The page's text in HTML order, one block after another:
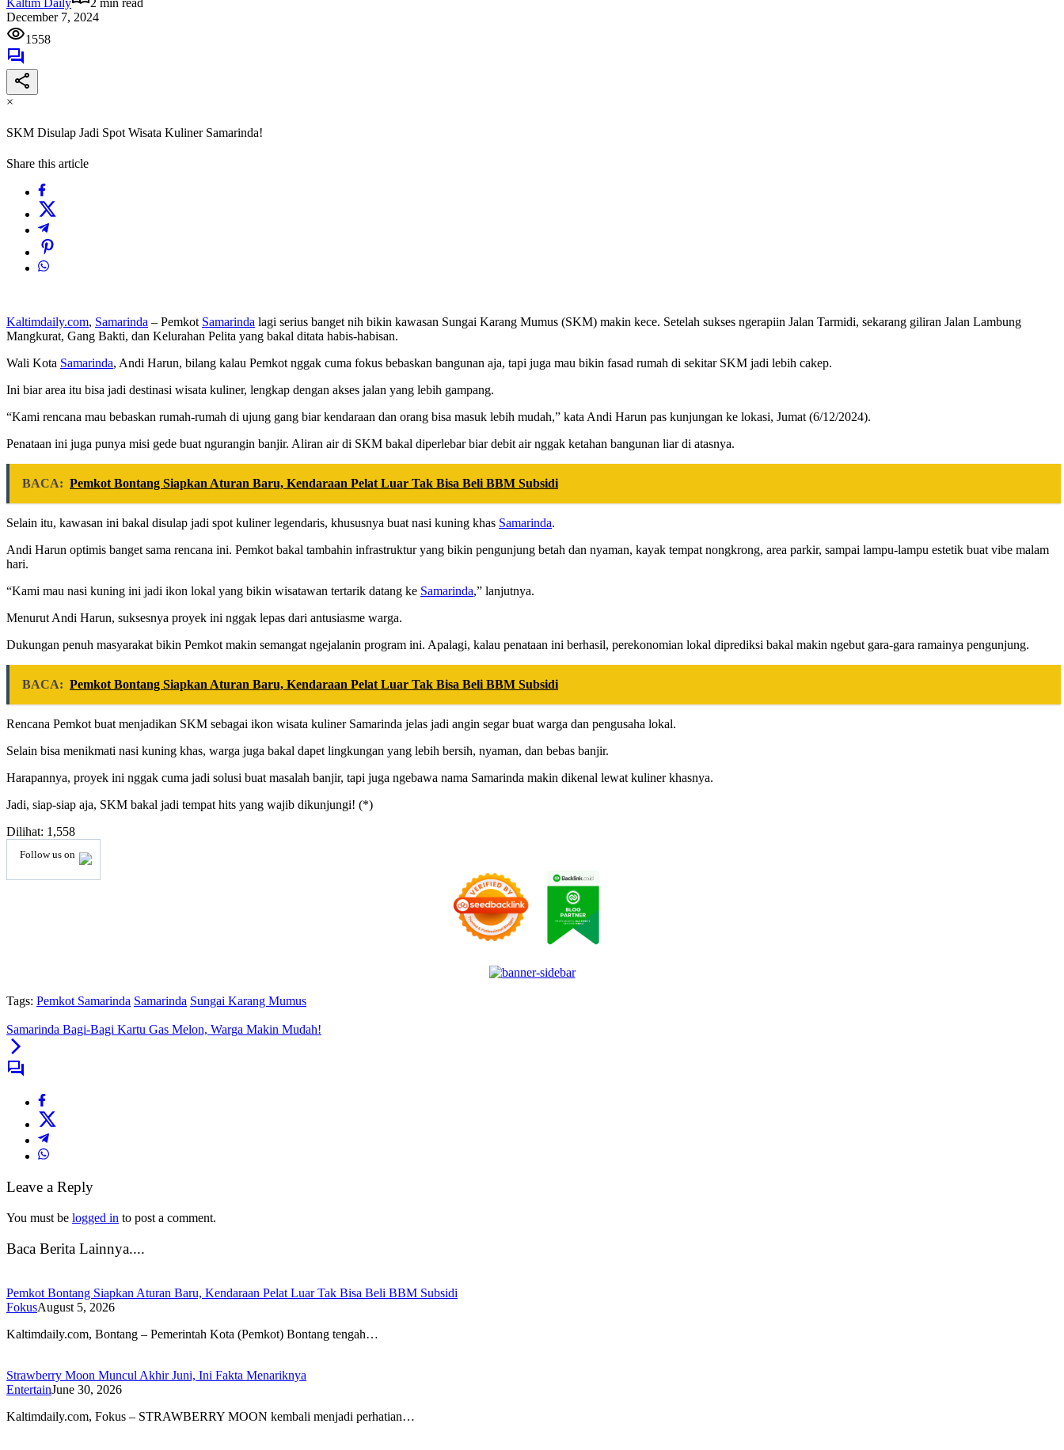
December 7, 2024
1558
×
SKM Disulap Jadi Spot Wisata Kuliner Samarinda!
Share this article
Kaltimdaily.com, Samarinda – Pemkot Samarinda lagi serius banget nih bikin kawasan Sungai Karang Mumus (SKM) makin kece. Setelah sukses ngerapiin Jalan Tarmidi, sekarang giliran Jalan Lambung
Mangkurat, Gang Bakti, dan Kelurahan Pelita yang bakal ditata habis-habisan.
Wali Kota Samarinda, Andi Harun, bilang kalau Pemkot nggak cuma fokus bebaskan bangunan aja, tapi juga mau bikin fasad rumah di sekitar SKM jadi lebih cakep.
Ini biar area itu bisa jadi destinasi wisata kuliner, lengkap dengan akses jalan yang lebih gampang.
“Kami rencana mau bebaskan rumah-rumah di ujung gang biar kendaraan dan orang bisa masuk lebih mudah,” kata Andi Harun pas kunjungan ke lokasi, Jumat (6/12/2024).
Penataan ini juga punya misi gede buat ngurangin banjir. Aliran air di SKM bakal diperlebar biar debit air nggak ketahan bangunan liar di atasnya.
BACA: Pemkot Bontang Siapkan Aturan Baru, Kendaraan Pelat Luar Tak Bisa Beli BBM Subsidi
Selain itu, kawasan ini bakal disulap jadi spot kuliner legendaris, khususnya buat nasi kuning khas Samarinda.
Andi Harun optimis banget sama rencana ini. Pemkot bakal tambahin infrastruktur yang bikin pengunjung betah dan nyaman, kayak tempat nongkrong, area parkir, sampai lampu-lampu estetik buat vibe malam
hari.
“Kami mau nasi kuning ini jadi ikon lokal yang bikin wisatawan tertarik datang ke Samarinda,” lanjutnya.
Menurut Andi Harun, suksesnya proyek ini nggak lepas dari antusiasme warga.
Dukungan penuh masyarakat bikin Pemkot makin semangat ngejalanin program ini. Apalagi, kalau penataan ini berhasil, perekonomian lokal diprediksi bakal makin ngebut gara-gara ramainya pengunjung.
BACA: Pemkot Bontang Siapkan Aturan Baru, Kendaraan Pelat Luar Tak Bisa Beli BBM Subsidi
Rencana Pemkot buat menjadikan SKM sebagai ikon wisata kuliner Samarinda jelas jadi angin segar buat warga dan pengusaha lokal.
Selain bisa menikmati nasi kuning khas, warga juga bakal dapet lingkungan yang lebih bersih, nyaman, dan bebas banjir.
Harapannya, proyek ini nggak cuma jadi solusi buat masalah banjir, tapi juga ngebawa nama Samarinda makin dikenal lewat kuliner khasnya.
Jadi, siap-siap aja, SKM bakal jadi tempat hits yang wajib dikunjungi! (*)
Dilihat: 1,558
Follow us on
Tags: Pemkot Samarinda Samarinda Sungai Karang Mumus
Samarinda Bagi-Bagi Kartu Gas Melon, Warga Makin Mudah!
Leave a Reply
You must be logged in to post a comment.
Baca Berita Lainnya....
Pemkot Bontang Siapkan Aturan Baru, Kendaraan Pelat Luar Tak Bisa Beli BBM Subsidi
FokusAugust 5, 2026
Kaltimdaily.com, Bontang – Pemerintah Kota (Pemkot) Bontang tengah…
Strawberry Moon Muncul Akhir Juni, Ini Fakta Menariknya
EntertainJune 30, 2026
Kaltimdaily.com, Fokus – STRAWBERRY MOON kembali menjadi perhatian…